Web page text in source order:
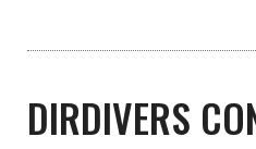
DIRDIVERS